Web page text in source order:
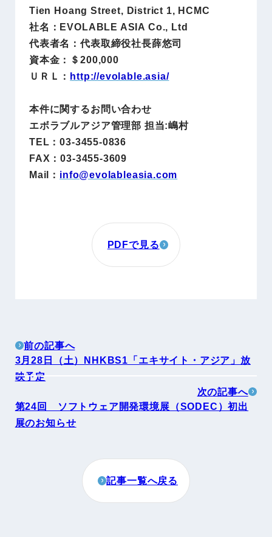
Tien Hoang Street, District 1, HCMC
社名：EVOLABLE ASIA Co., Ltd
代表者名：代表取締役社長薛悠司
資本金：＄200,000
ＵＲＬ： http://evolable.asia/
本件に関するお問い合わせ
エボラブルアジア管理部 担当:嶋村
TEL：03-3455-0836
FAX：03-3455-3609
Mail： info@evolableasia.com
PDFで見る
前の記事へ
3月28日（土）NHKBS1「エキサイト・アジア」放
映予定
次の記事へ
第24回 ソフトウェア開発環境展（SODEC）初出
展のお知らせ
記事一覧へ戻る